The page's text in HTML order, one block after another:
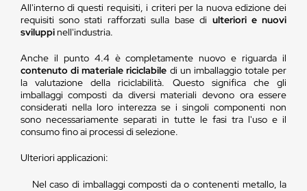
All'interno di questi requisiti, i criteri per la nuova edizione dei
requisiti sono stati rafforzati sulla base di ulteriori e nuovi
sviluppinell'industria.
Anche il punto 4.4 è completamente nuovo e riguarda il
contenuto di materiale riciclabile di un imballaggio totale per
la valutazione della riciclabilità. Questo significa che gli
imballaggi composti da diversi materiali devono ora essere
considerati nella loro interezza se i singoli componenti non
sono necessariamente separati in tutte le fasi tra l'uso e il
consumo fino ai processi di selezione.
Ulteriori applicazioni:
Nel caso di imballaggi composti da o contenenti metallo, la